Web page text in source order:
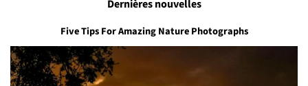
Dernières nouvelles
Five Tips For Amazing Nature Photographs